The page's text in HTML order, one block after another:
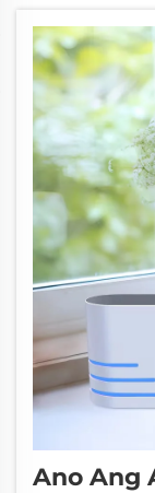
Ano Ang